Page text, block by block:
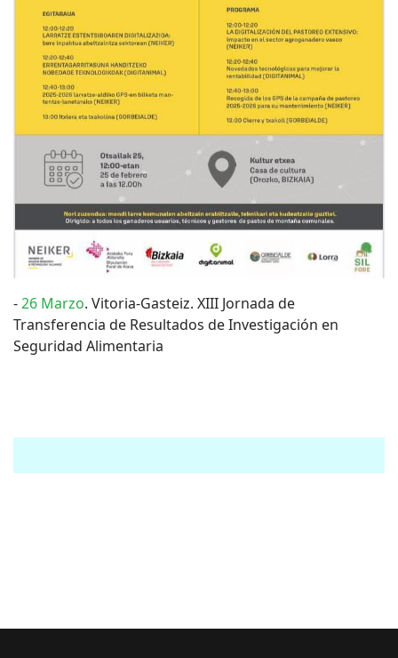
-26 Marzo. Vitoria-Gasteiz. XIII Jornada de
Transferencia de Resultados de Investigación en
Seguridad Alimentaria